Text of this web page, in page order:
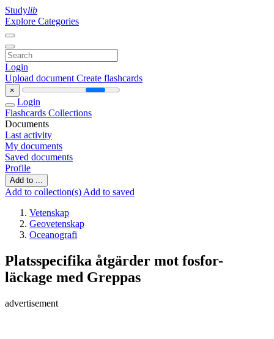
Studylib
Explore Categories
Login
Upload document Create flashcards
×
Login
Flashcards Collections
Documents
Last activity
My documents
Saved documents
Profile
Add to ...
Add to collection(s) Add to saved
Vetenskap
Geovetenskap
Oceanografi
Platsspecifika åtgärder mot fosfor-
läckage med Greppas
advertisement